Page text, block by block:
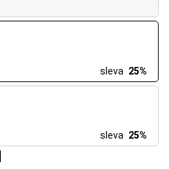
sleva 25%
sleva 25%